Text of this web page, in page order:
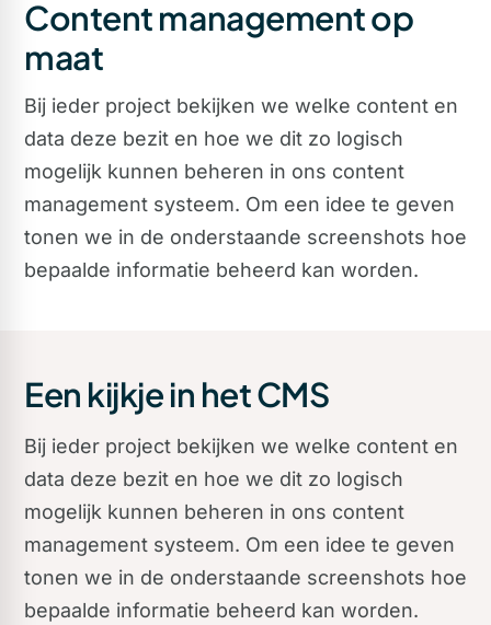
Content management op
maat
Bij ieder project bekijken we welke content en
data deze bezit en hoe we dit zo logisch
mogelijk kunnen beheren in ons content
management systeem. Om een idee te geven
tonen we in de onderstaande screenshots hoe
bepaalde informatie beheerd kan worden.
Een kijkje in het CMS
Bij ieder project bekijken we welke content en
data deze bezit en hoe we dit zo logisch
mogelijk kunnen beheren in ons content
management systeem. Om een idee te geven
tonen we in de onderstaande screenshots hoe
bepaalde informatie beheerd kan worden.